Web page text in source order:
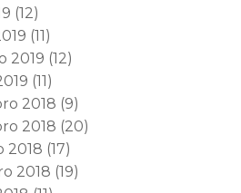
(12)
(11)
2019 (12)
(11)
2018 (9)
2018 (20)
2018 (17)
2018 (19)